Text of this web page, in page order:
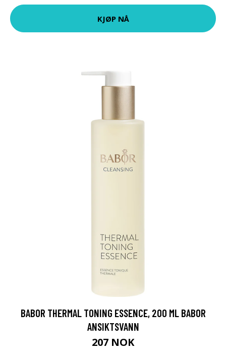
KJØP NÅ
BABOR THERMAL TONING ESSENCE, 200 ML BABOR
ANSIKTSVANN
207 NOK